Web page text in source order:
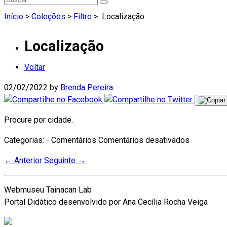
Início > Coleções > Filtro > Localização
Localização
Voltar
02/02/2022 by Brenda Pereira
Procure por cidade.
Categorias: - Comentários Comentários desativados
← Anterior Seguinte →
Webmuseu Tainacan Lab
Portal Didático desenvolvido por Ana Cecília Rocha Veiga